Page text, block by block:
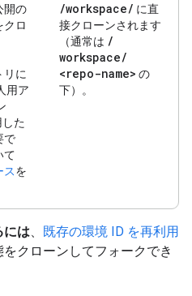
開の
クロ
リに
用ア
した
で
て
スを
/workspace/ に直
接クローンされます
（通常は /
workspace/
<repo-name> の
下）。
には、 既存の環境 ID を再利用
クローンしてフォークでき